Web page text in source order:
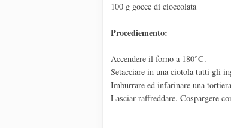
100 g gocce di cioccolata
Procediemento:
Accendere il forno a 180°C.
Setacciare in una ciotola tutti gli
Imburrare ed infarinare una
Lasciar raffreddare. Cospargere